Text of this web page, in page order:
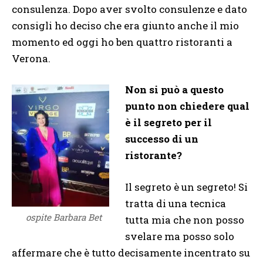
consulenza. Dopo aver svolto consulenze e dato
consigli ho deciso che era giunto anche il mio
momento ed oggi ho ben quattro ristoranti a
Verona.
ospite Barbara Bet
Non si può a questo
punto non chiedere qual
è il segreto per il
successo di un
ristorante?
Il segreto è un segreto! Si
tratta di una tecnica
tutta mia che non posso
svelare ma posso solo
affermare che è tutto decisamente incentrato su